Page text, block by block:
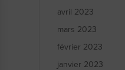
avril 2023
mars 2023
février 2023
janvier 2023